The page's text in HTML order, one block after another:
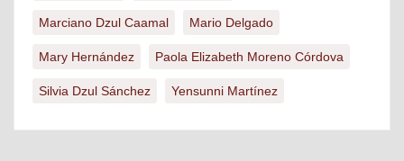
Marciano Dzul Caamal Mario Delgado
Mary Hernández Paola Elizabeth Moreno Córdova
Silvia Dzul Sánchez Yensunni Martínez